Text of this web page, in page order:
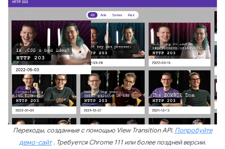
Переходы, созданные с помощью View Transition API. Попробуйте
демо-сайт. Требуется Chrome 111 или более поздней версии.